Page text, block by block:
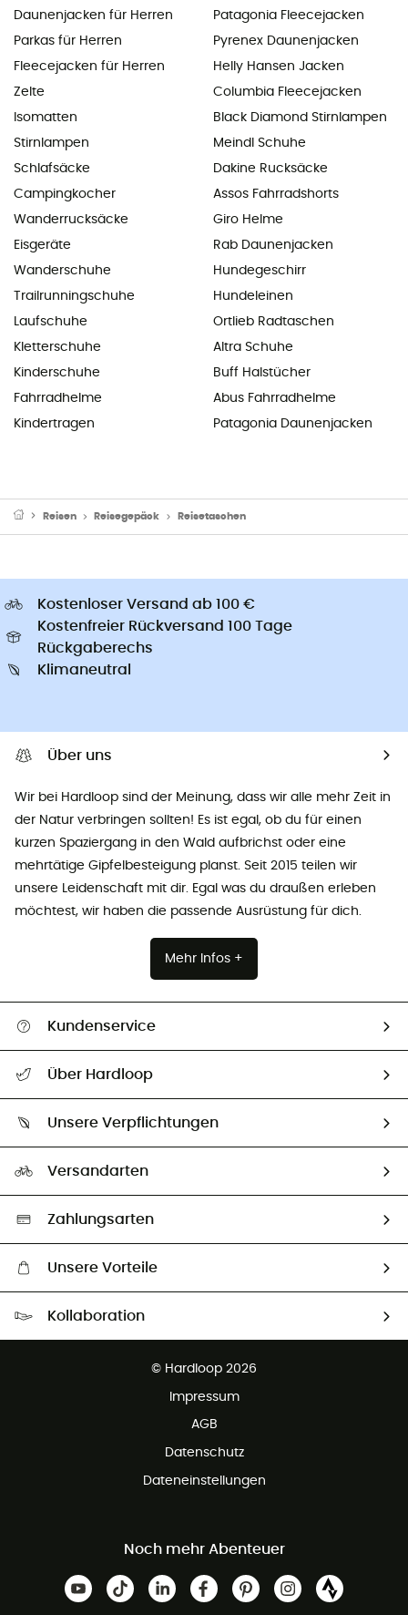
Daunenjacken für Herren
Parkas für Herren
Fleecejacken für Herren
Zelte
Isomatten
Stirnlampen
Schlafsäcke
Campingkocher
Wanderrucksäcke
Eisgeräte
Wanderschuhe
Trailrunningschuhe
Laufschuhe
Kletterschuhe
Kinderschuhe
Fahrradhelme
Kindertragen
Patagonia Fleecejacken
Pyrenex Daunenjacken
Helly Hansen Jacken
Columbia Fleecejacken
Black Diamond Stirnlampen
Meindl Schuhe
Dakine Rucksäcke
Assos Fahrradshorts
Giro Helme
Rab Daunenjacken
Hundegeschirr
Hundeleinen
Ortlieb Radtaschen
Altra Schuhe
Buff Halstücher
Abus Fahrradhelme
Patagonia Daunenjacken
Reisen Reisegepäck Reisetaschen
Kostenloser Versand ab 100 €
Kostenfreier Rückversand 100 Tage
Rückgaberechs
Klimaneutral
Über uns
Wir bei Hardloop sind der Meinung, dass wir alle mehr Zeit in
der Natur verbringen sollten! Es ist egal, ob du für einen
kurzen Spaziergang in den Wald aufbrichst oder eine
mehrtätige Gipfelbesteigung planst. Seit 2015 teilen wir
unsere Leidenschaft mit dir. Egal was du draußen erleben
möchtest, wir haben die passende Ausrüstung für dich.
Mehr Infos +
Kundenservice
Größentabelle
Vertrag widerrufen
Über Hardloop
Unsere Botschafter
Unsere Verpflichtungen
Auswahl an nachhaltigen Produkten
Versandarten
Zahlungsarten
Unsere Vorteile
Kollaboration
© Hardloop 2026
Impressum
AGB
Datenschutz
Dateneinstellungen
Noch mehr Abenteuer